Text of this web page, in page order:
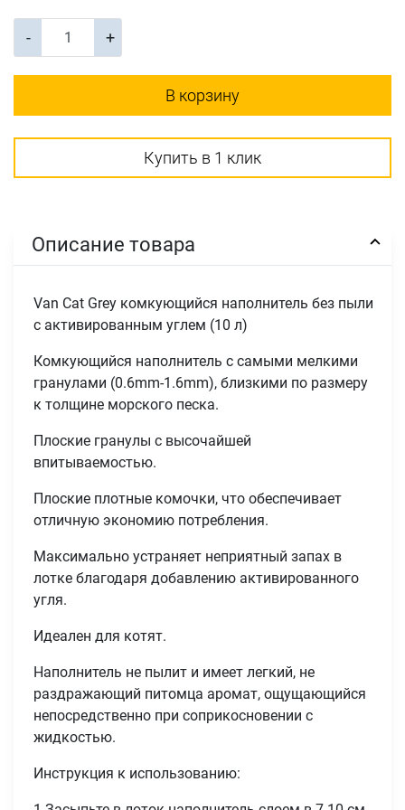
- +
В корзину
Купить в 1 клик
Описание товара
Van Cat Grey комкующийся наполнитель без пыли
с активированным углем (10 л)
Комкующийся наполнитель с самыми мелкими
гранулами (0.6mm-1.6mm), близкими по размеру
к толщине морского песка.
Плоские гранулы с высочайшей
впитываемостью.
Плоские плотные комочки, что обеспечивает
отличную экономию потребления.
Максимально устраняет неприятный запах в
лотке благодаря добавлению активированного
угля.
Идеален для котят.
Наполнитель не пылит и имеет легкий, не
раздражающий питомца аромат, ощущающийся
непосредственно при соприкосновении с
жидкостью.
Инструкция к использованию: